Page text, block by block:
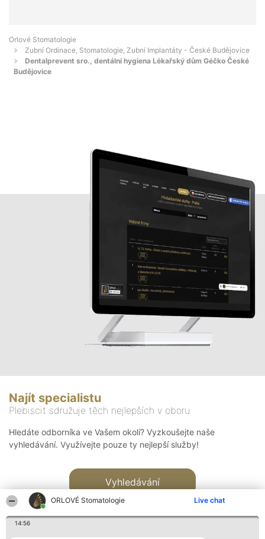
ORLOVÉ Stomatologie Live chat
14:56
Orlové Stomatologie
Zubní Ordinace, Stomatologie, Zubní Implantáty - České Budějovice
Dentalprevent sro., dentální hygiena Lékařský dům Géčko České
Budějovice
Najít specialistu
Plebiscit sdružuje těch nejlepších v oboru
Hledáte odborníka ve Vašem okolí? Vyzkoušejte naše
vyhledávání. Využívejte pouze ty nejlepší služby!
Vyhledávání